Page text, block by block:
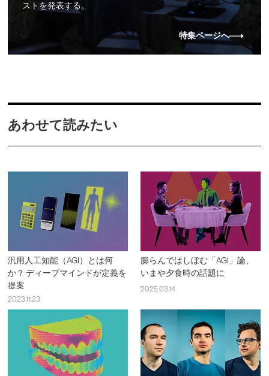
ストを発表する。
特集ページへ
あわせて読みたい
汎用人工知能（AGI）とは何
か？ ディープマインドが定義を
提案
2023.11.23
膨らんではしぼむ「AGI」論、
いまや夕食時の話題に
2025.03.14